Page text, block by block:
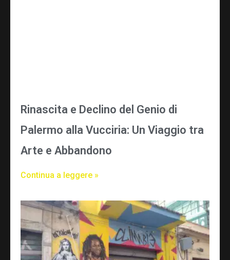
Rinascita e Declino del Genio di
Palermo alla Vucciria: Un Viaggio tra
Arte e Abbandono
Continua a leggere »